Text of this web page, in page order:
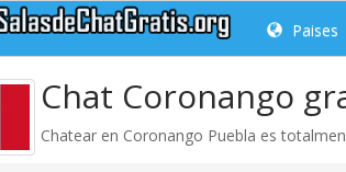
Paises
Chat Coronango
Chatear en Coronango Puebla es